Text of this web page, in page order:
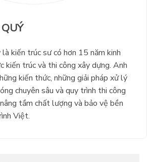
kiến trúc sư có hơn 15 năm kinh
kiến trúc và thi công xây dựng. Anh
kiến thức, những giải pháp xử lý
chuyên sâu và quy trình thi công
tầm chất lượng và bảo vệ bền
Việt.